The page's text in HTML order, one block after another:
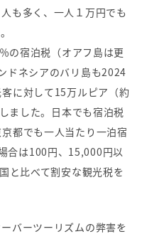
も多く、一人１万円でも
％の宿泊税（オアフ島は更
ドネシアのバリ島も2024
に対して15万ルピア（約
ました。日本でも宿泊税
都でも一人当たり一泊宿
合は100円、 15,000円以
と比べて割安な観光税を
バーツーリズムの弊害を